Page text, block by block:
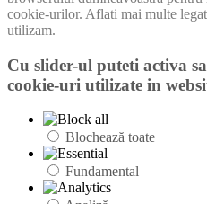
cookie-urilor. Aflati mai multe
utilizam.
Cu slider-ul puteti activa
cookie-uri utilizate in
Blochează toate
Fundamental